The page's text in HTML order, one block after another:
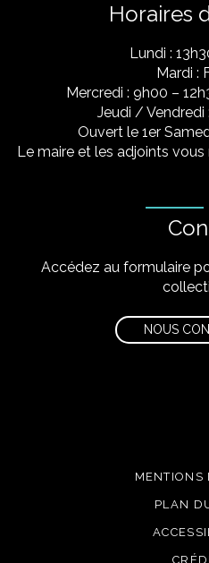
Horaires
Lundi :
Mardi :
Mercredi : 9h00 –
Jeudi / Vendredi
Ouvert le 1er
Le maire et les adjoints
Accédez au formulaire
NOUS
MENTIONS
PLAN